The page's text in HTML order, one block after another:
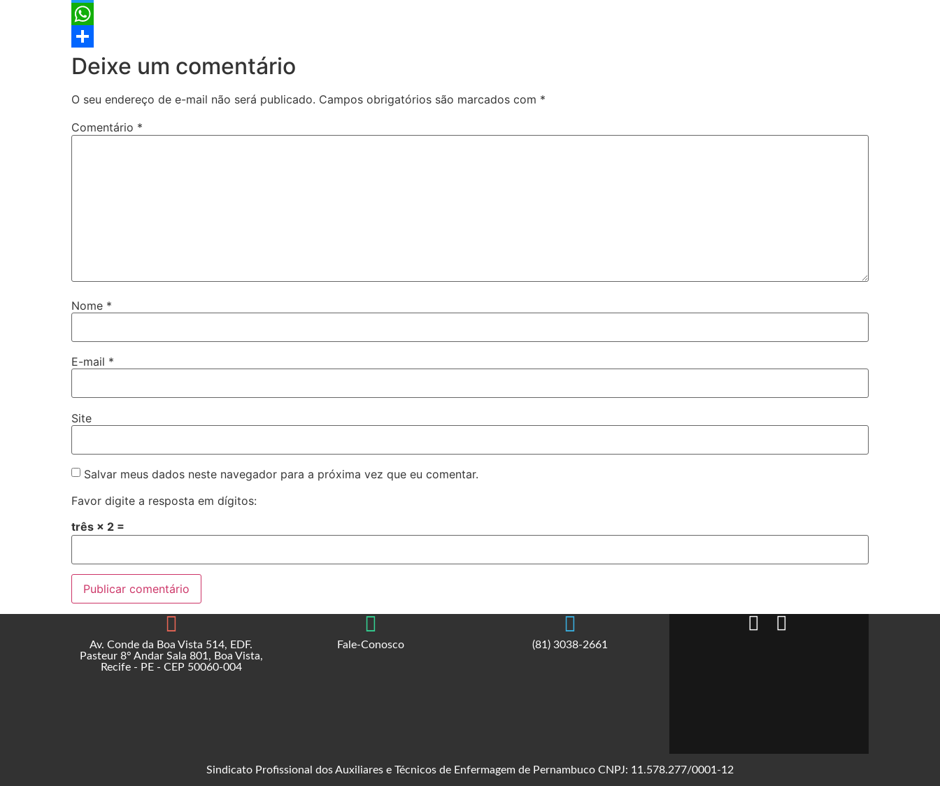
Twitter
WhatsApp
Share
Deixe um comentário
O seu endereço de e-mail não será publicado. Campos obrigatórios são marcados com *
Comentário *
Nome *
E-mail *
Site
Salvar meus dados neste navegador para a próxima vez que eu comentar.
Favor digite a resposta em dígitos:
três × 2 =
Av. Conde da Boa Vista 514, EDF.
Pasteur 8° Andar Sala 801, Boa Vista,
Recife - PE - CEP 50060-004
Fale-Conosco (81) 3038-2661
Sindicato Profissional dos Auxiliares e Técnicos de Enfermagem de Pernambuco CNPJ: 11.578.277/0001-12